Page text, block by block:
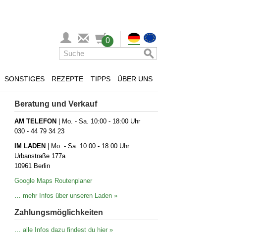
0
SONSTIGES REZEPTE TIPPS ÜBER UNS
Beratung und Verkauf
AM TELEFON | Mo. - Sa. 10:00 - 18:00 Uhr
030 - 44 79 34 23
IM LADEN | Mo. - Sa. 10:00 - 18:00 Uhr
Urbanstraße 177a
10961 Berlin
Google Maps Routenplaner
… mehr Infos über unseren Laden »
Zahlungs­möglich­keiten
… alle Infos dazu findest du hier »